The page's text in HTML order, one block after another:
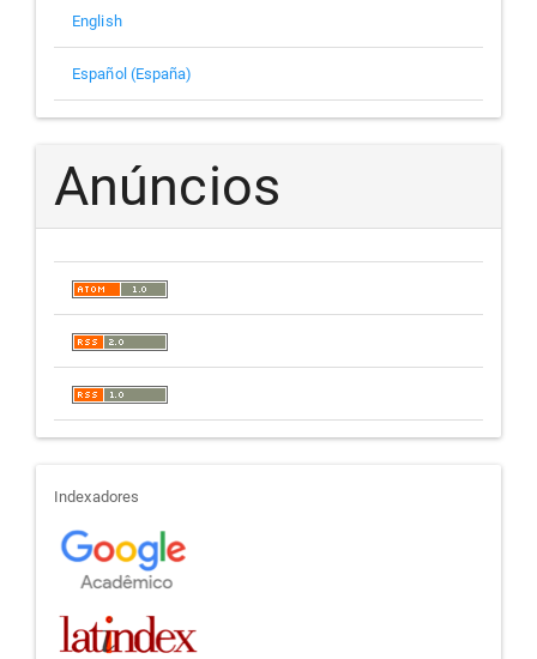
English
Español (España)
Anúncios
indexadores
Indexadores